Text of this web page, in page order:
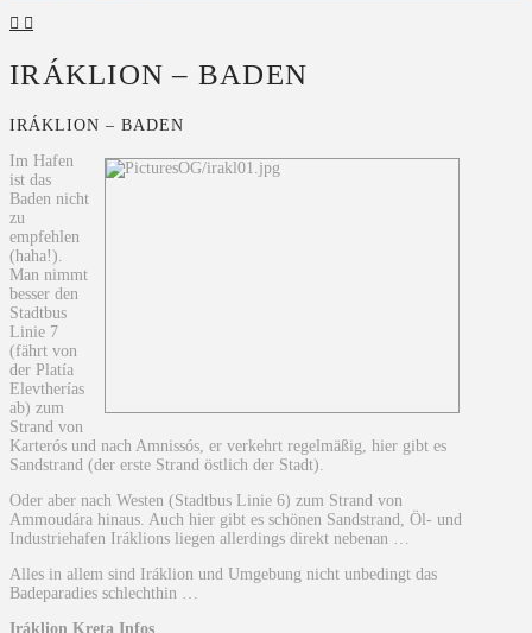
IRÁKLION – BADEN
IRÁKLION – BADEN
Im Hafen
ist das
Baden nicht
zu
empfehlen
(haha!).
Man nimmt
besser den
Stadtbus
Linie 7
(fährt von
der Platía
Elevtherías
ab) zum
Strand von
Karterós und nach Amnissós, er verkehrt regelmäßig, hier gibt es
Sandstrand (der erste Strand östlich der Stadt).
Oder aber nach Westen (Stadtbus Linie 6) zum Strand von
Ammoudára hinaus. Auch hier gibt es schönen Sandstrand, Öl- und
Industriehafen Iráklions liegen allerdings direkt nebenan …
Alles in allem sind Iráklion und Umgebung nicht unbedingt das
Badeparadies schlechthin …
Iráklion Kreta Infos